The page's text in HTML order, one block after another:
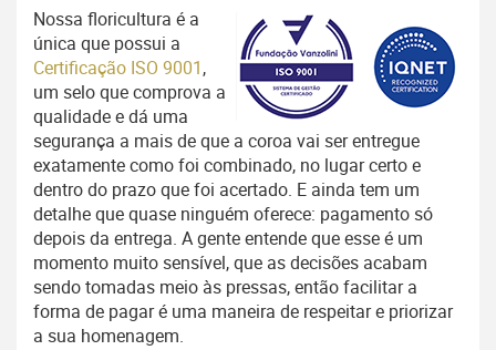
Nossa floricultura é a
única que possui a
Certificação ISO 9001,
um selo que comprova a
qualidade e dá uma
segurança a mais de que a coroa vai ser entregue
exatamente como foi combinado, no lugar certo e
dentro do prazo que foi acertado. E ainda tem um
detalhe que quase ninguém oferece: pagamento só
depois da entrega. A gente entende que esse é um
momento muito sensível, que as decisões acabam
sendo tomadas meio às pressas, então facilitar a
forma de pagar é uma maneira de respeitar e priorizar
a sua homenagem.